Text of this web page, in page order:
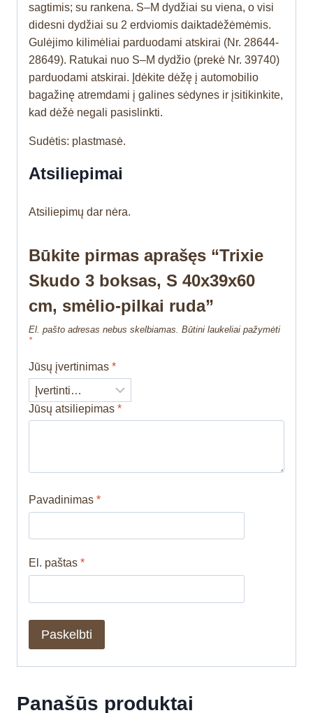
sagtimis; su rankena. S–M dydžiai su viena, o visi
didesni dydžiai su 2 erdviomis daiktadėžėmėmis.
Gulėjimo kilimėliai parduodami atskirai (Nr. 28644-
28649). Ratukai nuo S–M dydžio (prekė Nr. 39740)
parduodami atskirai. Įdėkite dėžę į automobilio
bagažinę atremdami į galines sėdynes ir įsitikinkite,
kad dėžė negali pasislinkti.
Sudėtis: plastmasė.
Atsiliepimai
Atsiliepimų dar nėra.
Būkite pirmas aprašęs “Trixie
Skudo 3 boksas, S 40x39x60
cm, smėlio-pilkai ruda”
El. pašto adresas nebus skelbiamas. Būtini laukeliai pažymėti
*
Jūsų įvertinimas *
Jūsų atsiliepimas *
Pavadinimas *
El. paštas *
Panašūs produktai